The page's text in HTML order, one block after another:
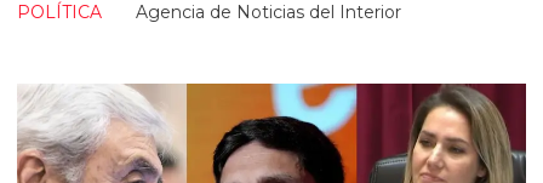
Agencia de Noticias del Interior
POLÍTICA